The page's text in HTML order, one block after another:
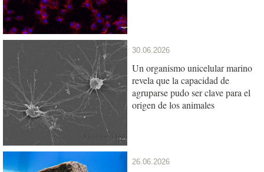
30.06.2026
Un organismo unicelular marino
revela que la capacidad de
agruparse pudo ser clave para el
origen de los animales
26.06.2026